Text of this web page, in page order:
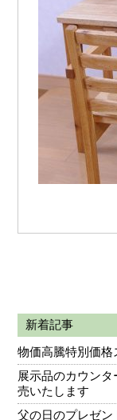
新着記事
物価高騰特別価格
展示品のカウン
売いたします
父の日のプレゼン